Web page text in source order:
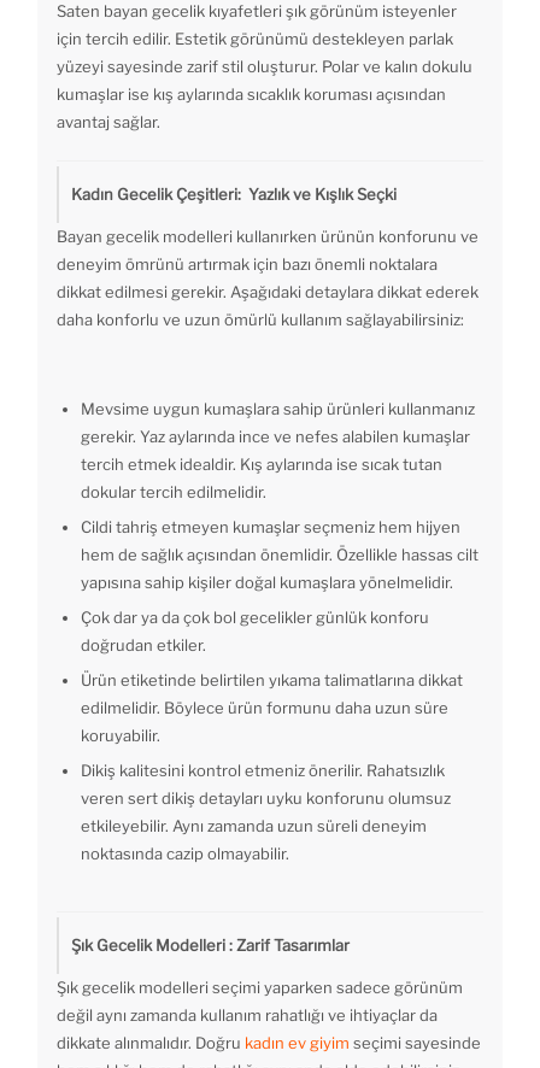
Saten bayan gecelik kıyafetleri şık görünüm isteyenler
için tercih edilir. Estetik görünümü destekleyen parlak
yüzeyi sayesinde zarif stil oluşturur. Polar ve kalın dokulu
kumaşlar ise kış aylarında sıcaklık koruması açısından
avantaj sağlar.
Kadın Gecelik Çeşitleri: Yazlık ve Kışlık Seçki
Bayan gecelik modelleri kullanırken ürünün konforunu ve
deneyim ömrünü artırmak için bazı önemli noktalara
dikkat edilmesi gerekir. Aşağıdaki detaylara dikkat ederek
daha konforlu ve uzun ömürlü kullanım sağlayabilirsiniz:
Mevsime uygun kumaşlara sahip ürünleri kullanmanız
gerekir. Yaz aylarında ince ve nefes alabilen kumaşlar
tercih etmek idealdir. Kış aylarında ise sıcak tutan
dokular tercih edilmelidir.
Cildi tahriş etmeyen kumaşlar seçmeniz hem hijyen
hem de sağlık açısından önemlidir. Özellikle hassas cilt
yapısına sahip kişiler doğal kumaşlara yönelmelidir.
Çok dar ya da çok bol gecelikler günlük konforu
doğrudan etkiler.
Ürün etiketinde belirtilen yıkama talimatlarına dikkat
edilmelidir. Böylece ürün formunu daha uzun süre
koruyabilir.
Dikiş kalitesini kontrol etmeniz önerilir. Rahatsızlık
veren sert dikiş detayları uyku konforunu olumsuz
etkileyebilir. Aynı zamanda uzun süreli deneyim
noktasında cazip olmayabilir.
Şık Gecelik Modelleri : Zarif Tasarımlar
Şık gecelik modelleri seçimi yaparken sadece görünüm
değil aynı zamanda kullanım rahatlığı ve ihtiyaçlar da
dikkate alınmalıdır. Doğru kadın ev giyim seçimi sayesinde